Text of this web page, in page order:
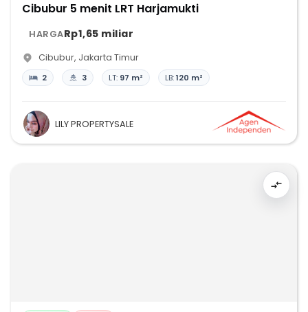
Cibubur 5 menit LRT Harjamukti
HARGARp1,65 miliar
Cibubur, Jakarta Timur
2 3 LT: 97 m² LB:120 m²
LILY PROPERTYSALE